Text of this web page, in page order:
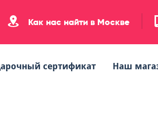
Как нас найти в Москве
сертификат Наш